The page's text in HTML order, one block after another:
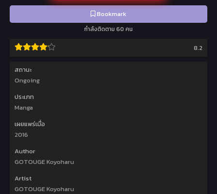
Bookmark
กำลังติดตาม 60 คน
8.2
สถานะ
Ongoing
ประเภท
Manga
เผยแพร่เมื่อ
2016
Author
GOTOUGE Koyoharu
Artist
GOTOUGE Koyoharu